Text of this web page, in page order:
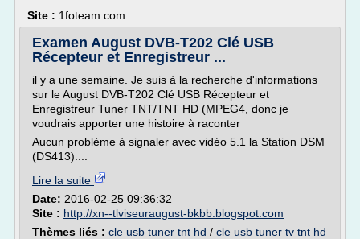
Site : 1foteam.com
Examen August DVB-T202 Clé USB
Récepteur et Enregistreur ...
il y a une semaine. Je suis à la recherche d'informations
sur le August DVB-T202 Clé USB Récepteur et
Enregistreur Tuner TNT/TNT HD (MPEG4, donc je
voudrais apporter une histoire à raconter
Aucun problème à signaler avec vidéo 5.1 la Station DSM
(DS413)....
Lire la suite
Date: 2016-02-25 09:36:32
Site : http://xn--tlviseuraugust-bkbb.blogspot.com
Thèmes liés : cle usb tuner tnt hd / cle usb tuner tv tnt hd